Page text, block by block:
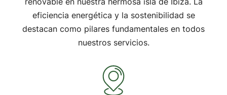
eficiencia energética y la sostenibilidad se
destacan como pilares fundamentales en todos
nuestros servicios.